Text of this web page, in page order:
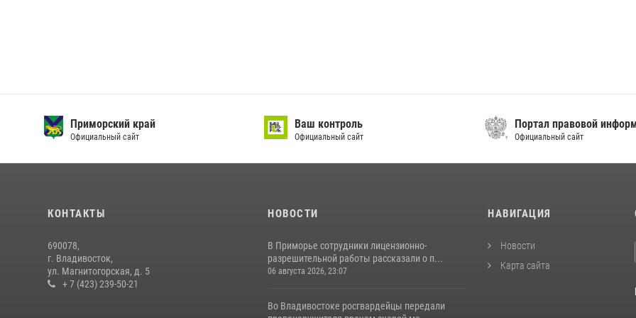
Приморский край
Официальный сайт
Ваш контроль
Официальный сайт
Портал правовой
Официальный сайт
КОНТАКТЫ
690078,
г. Владивосток,
ул. Магнитогорская, д. 5
+ 7 (423) 239-50-21
НОВОСТИ
В Приморье сотрудники лицензионно-
разрешительной работы рассказали о п...
06 августа 2026, 23:07
Во Владивостоке росгвардейцы передали
НАВИГАЦИЯ
Новости
Карта сайта